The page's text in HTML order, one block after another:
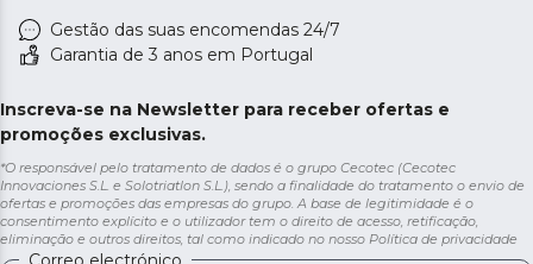
Gestão das suas encomendas 24/7
Garantia de 3 anos em Portugal
Inscreva-se na Newsletter para receber ofertas e
promoções exclusivas.
*O responsável pelo tratamento de dados é o grupo Cecotec (Cecotec
Innovaciones S.L. e Solotriatlon S.L.), sendo a finalidade do tratamento o envio de
ofertas e promoções das empresas do grupo. A base de legitimidade é o
consentimento explícito e o utilizador tem o direito de acesso, retificação,
eliminação e outros direitos, tal como indicado no nosso Política de privacidade